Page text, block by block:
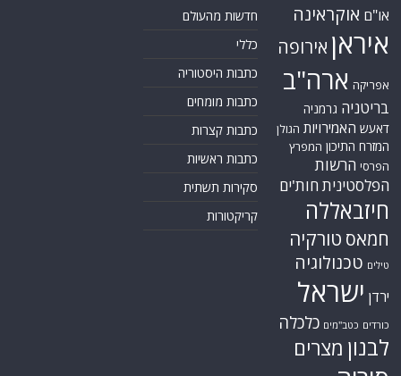
או"ם אוקראינה
איראן אירופה
אפריקה ארה"ב
בריטניה גרמניה
דאעש האמירויות הגולן
המזרח התיכון המפרץ
הפרסי הרשות
הפלסטיניתחות'ים
חיזבאללה
חמאס טורקיה
טילים טכנולוגיה
ירדן ישראל
כורדים כטב"מים כלכלה
לבנון מצרים
חדשות מהעולם
כללי
כתבות היסטוריה
כתבות מומחים
כתבות קצרות
כתבות ראשיות
סקירות תשתית
קריקטורות